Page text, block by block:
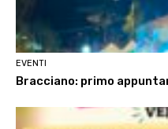
EVENTI
Bracciano: primo